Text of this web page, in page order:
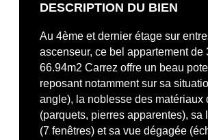
DESCRIPTION DU BIEN
Au 4ème et dernier étage sur
ascenseur, ce bel appartement de
66.94m2 Carrez offre un beau
reposant notamment sur sa
angle), la noblesse des matériaux
(parquets, pierres apparentes), sa
(7 fenêtres) et sa vue dégagée